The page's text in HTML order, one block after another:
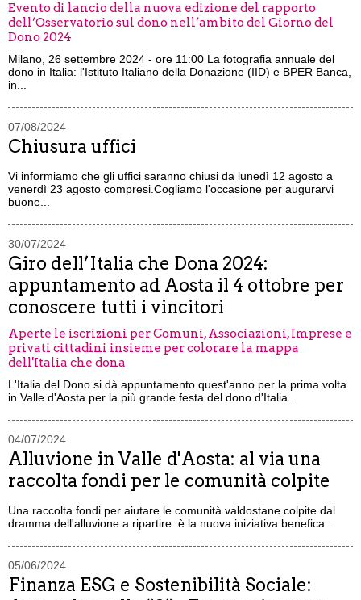
Evento di lancio della nuova edizione del rapporto
dell’Osservatorio sul dono nell’ambito del Giorno del
Dono 2024
Milano, 26 settembre 2024 - ore 11:00 La fotografia annuale del
dono in Italia: l'Istituto Italiano della Donazione (IID) e BPER Banca,
in...
07/08/2024
Chiusura uffici
Vi informiamo che gli uffici saranno chiusi da lunedì 12 agosto a
venerdì 23 agosto compresi.Cogliamo l'occasione per augurarvi
buone...
30/07/2024
Giro dell’Italia che Dona 2024:
appuntamento ad Aosta il 4 ottobre per
conoscere tutti i vincitori
Aperte le iscrizioni per Comuni, Associazioni, Imprese e
privati cittadini insieme per colorare la mappa
dell'Italia che dona
L'Italia del Dono si dà appuntamento quest'anno per la prima volta
in Valle d'Aosta per la più grande festa del dono d'Italia...
04/07/2024
Alluvione in Valle d'Aosta: al via una
raccolta fondi per le comunità colpite
Una raccolta fondi per aiutare le comunità valdostane colpite dal
dramma dell'alluvione a ripartire: è la nuova iniziativa benefica...
05/06/2024
Finanza ESG e Sostenibilità Sociale: